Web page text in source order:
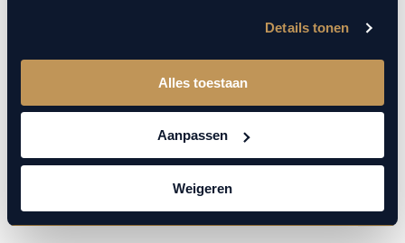
Details tonen
Alles toestaan
Aanpassen
Weigeren
Hoe weet ik welk onderhoud mijn
auto nodig heeft en wanneer?
Is vervangend vervoer mogelijk?